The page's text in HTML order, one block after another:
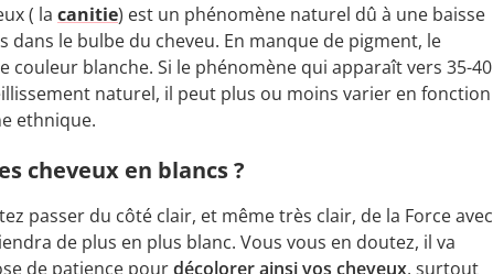
( la canitie) est un phénomène naturel dû à une baisse
dans le bulbe du cheveu. En manque de pigment, le
couleur blanche. Si le phénomène qui apparaît vers 35-40
naturel, il peut plus ou moins varier en fonction
ethnique.
cheveux en blancs ?
passer du côté clair, et même très clair, de la Force avec
de plus en plus blanc. Vous vous en doutez, il va
de patience pourdécolorer ainsi vos cheveux, surtout